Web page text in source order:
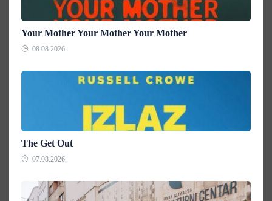
Your Mother Your Mother Your Mother
08.08.2026.
The Get Out
07.08.2026.